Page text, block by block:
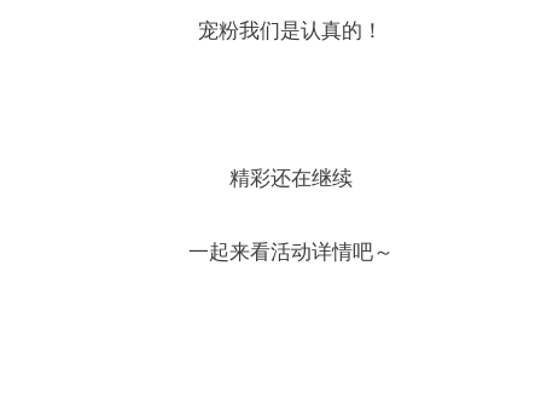
宠粉我们是认真的 ！
精彩还在继续
一起来看活动详情吧～